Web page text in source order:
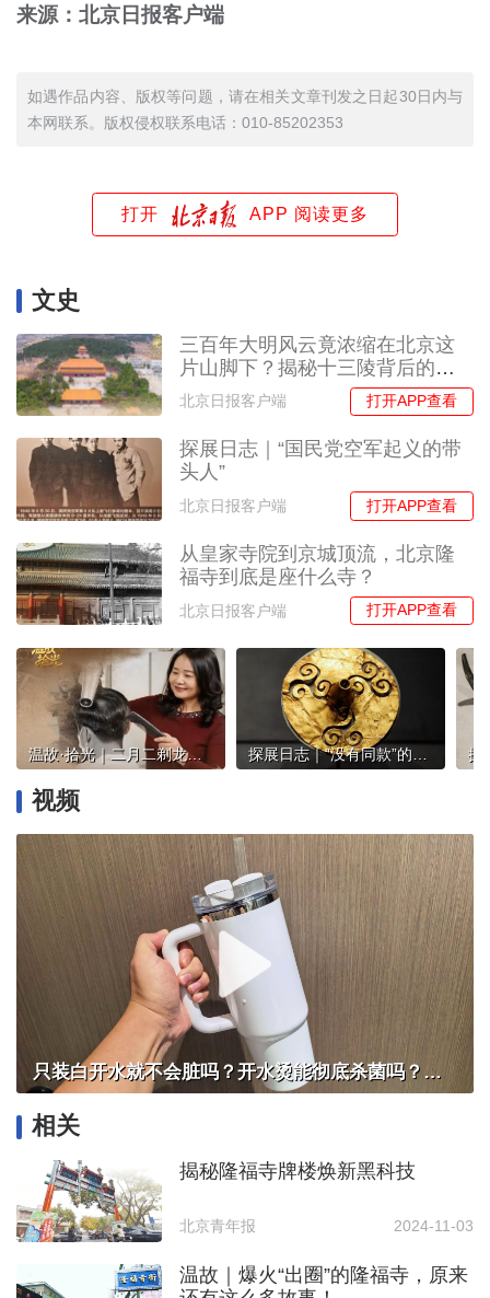
来源：北京日报客户端
如遇作品内容、版权等问题，请在相关文章刊发之日起30日内与
本网联系。版权侵权联系电话：010-85202353
打开 APP 阅读更多
文史
三百年大明风云竟浓缩在北京这
片山脚下？揭秘十三陵背后的王
朝兴衰
北京日报客户端 打开APP查看
探展日志｜“国民党空军起义的带
头人”
北京日报客户端 打开APP查看
从皇家寺院到京城顶流，北京隆
福寺到底是座什么寺？
北京日报客户端 打开APP查看
温故·拾光｜二月二剃龙头，一镜穿越70年回顾北京人变美历史 探展日志｜“没有同款”的喇叭形金器
视频
只装白开水就不会脏吗？开水烫能彻底杀菌吗？感控专家详解“吸管杯”藏菌真相｜都视频·热观察
相关
揭秘隆福寺牌楼焕新黑科技
北京青年报 2024-11-03
温故｜爆火“出圈”的隆福寺，原来